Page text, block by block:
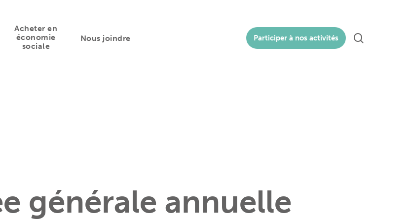
Acheter en
économie
sociale
Nous joindre Participer à nos activités
générale annuelle